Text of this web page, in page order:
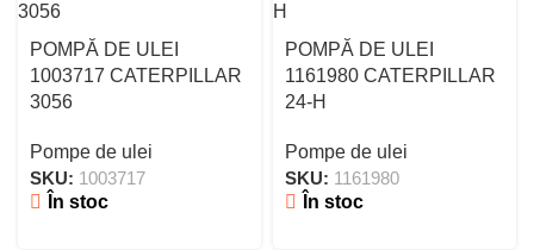
POMPĂ DE ULEI
1003717 CATERPILLAR
3056
Pompe de ulei
SKU: 1003717
În stoc
POMPĂ DE ULEI
1161980 CATERPILLAR
24-H
Pompe de ulei
SKU: 1161980
În stoc